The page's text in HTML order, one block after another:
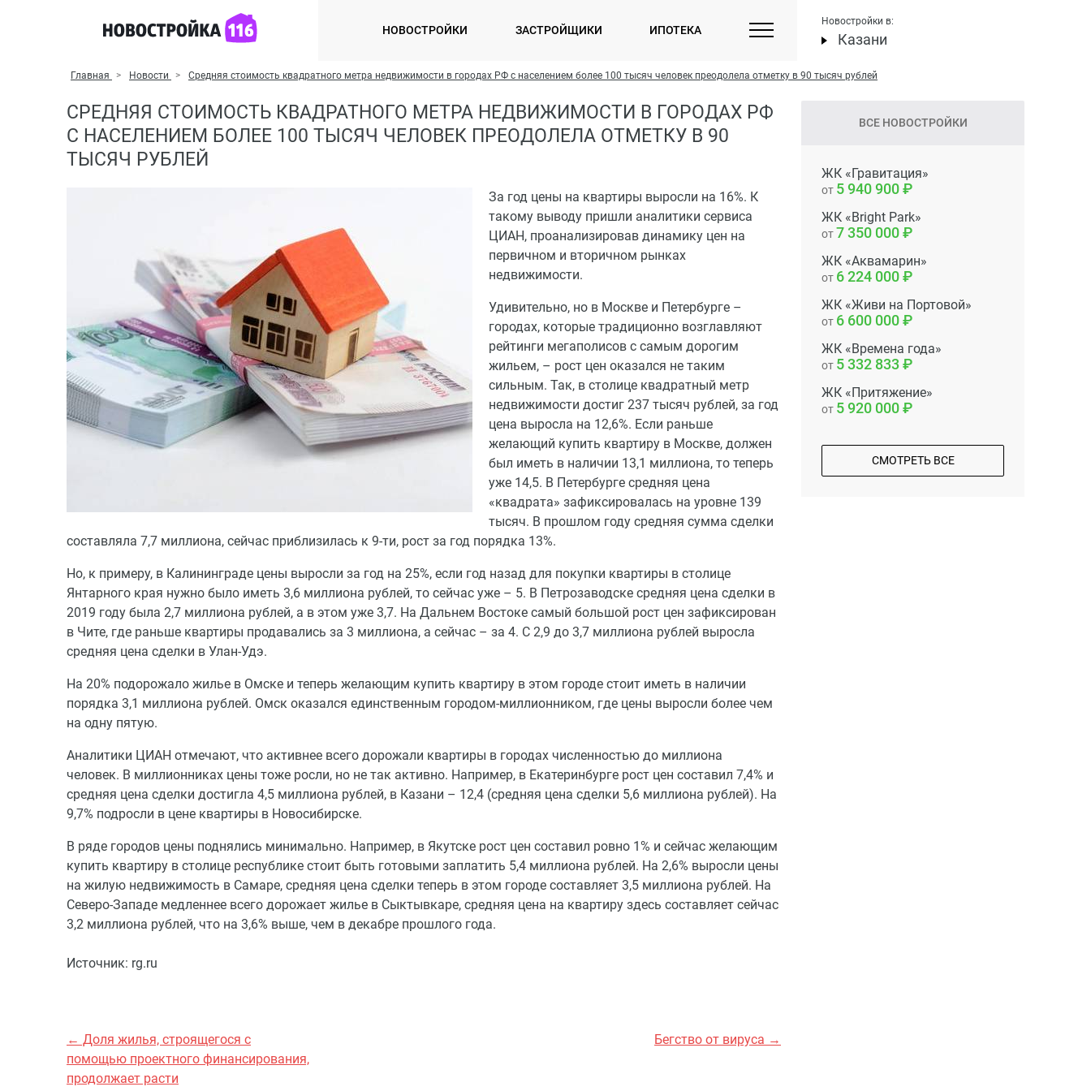
НОВОСТРОЙКИ ЗАСТРОЙЩИКИ ИПОТЕКА
Новостройки в:
Казани
Главная Новости Средняя стоимость квадратного метра недвижимости в городах РФ с населением более 100 тысяч человек преодолела отметку в 90 тысяч рублей
СРЕДНЯЯ СТОИМОСТЬ КВАДРАТНОГО МЕТРА НЕДВИЖИМОСТИ В ГОРОДАХ РФ
С НАСЕЛЕНИЕМ БОЛЕЕ 100 ТЫСЯЧ ЧЕЛОВЕК ПРЕОДОЛЕЛА ОТМЕТКУ В 90
ТЫСЯЧ РУБЛЕЙ
За год цены на квартиры выросли на 16%. К
такому выводу пришли аналитики сервиса
ЦИАН, проанализировав динамику цен на
первичном и вторичном рынках
недвижимости.
Удивительно, но в Москве и Петербурге –
городах, которые традиционно возглавляют
рейтинги мегаполисов с самым дорогим
жильем, – рост цен оказался не таким
сильным. Так, в столице квадратный метр
недвижимости достиг 237 тысяч рублей, за год
цена выросла на 12,6%. Если раньше
желающий купить квартиру в Москве, должен
был иметь в наличии 13,1 миллиона, то теперь
уже 14,5. В Петербурге средняя цена
«квадрата» зафиксировалась на уровне 139
тысяч. В прошлом году средняя сумма сделки
составляла 7,7 миллиона, сейчас приблизилась к 9-ти, рост за год порядка 13%.
Но, к примеру, в Калининграде цены выросли за год на 25%, если год назад для покупки квартиры в столице
Янтарного края нужно было иметь 3,6 миллиона рублей, то сейчас уже – 5. В Петрозаводске средняя цена сделки в
2019 году была 2,7 миллиона рублей, а в этом уже 3,7. На Дальнем Востоке самый большой рост цен зафиксирован
в Чите, где раньше квартиры продавались за 3 миллиона, а сейчас – за 4. С 2,9 до 3,7 миллиона рублей выросла
средняя цена сделки в Улан-Удэ.
На 20% подорожало жилье в Омске и теперь желающим купить квартиру в этом городе стоит иметь в наличии
порядка 3,1 миллиона рублей. Омск оказался единственным городом-миллионником, где цены выросли более чем
на одну пятую.
Аналитики ЦИАН отмечают, что активнее всего дорожали квартиры в городах численностью до миллиона
человек. В миллионниках цены тоже росли, но не так активно. Например, в Екатеринбурге рост цен составил 7,4% и
средняя цена сделки достигла 4,5 миллиона рублей, в Казани – 12,4 (средняя цена сделки 5,6 миллиона рублей). На
9,7% подросли в цене квартиры в Новосибирске.
В ряде городов цены поднялись минимально. Например, в Якутске рост цен составил ровно 1% и сейчас желающим
купить квартиру в столице республике стоит быть готовыми заплатить 5,4 миллиона рублей. На 2,6% выросли цены
на жилую недвижимость в Самаре, средняя цена сделки теперь в этом городе составляет 3,5 миллиона рублей. На
Северо-Западе медленнее всего дорожает жилье в Сыктывкаре, средняя цена на квартиру здесь составляет сейчас
3,2 миллиона рублей, что на 3,6% выше, чем в декабре прошлого года.
Источник: rg.ru
← Доля жилья, строящегося с
помощью проектного финансирования,
продолжает расти
Бегство от вируса →
ВСЕ НОВОСТРОЙКИ
ЖК «Гравитация»
от 5 940 900
ЖК «Bright Park»
от7 350 000
ЖК «Аквамарин»
от 6 224 000
ЖК «Живи на Портовой»
от 6 600 000
ЖК «Времена года»
от 5 332 833
ЖК «Притяжение»
от 5 920 000
СМОТРЕТЬ ВСЕ